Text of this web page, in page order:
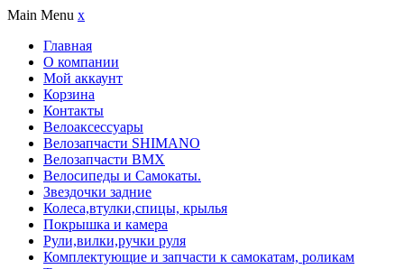
Main Menu x
Главная
О компании
Мой аккаунт
Корзина
Контакты
Велоаксессуары
Велозапчасти SHIMANO
Велозапчасти BMX
Велосипеды и Самокаты.
Звездочки задние
Колеса,втулки,спицы, крылья
Покрышка и камера
Рули,вилки,ручки руля
Комплектующие и запчасти к самокатам, роликам